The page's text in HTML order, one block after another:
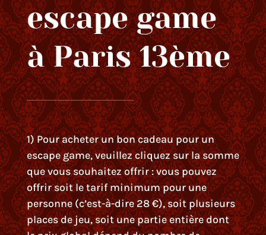
escape game
à Paris 13ème
1) Pour acheter un bon cadeau pour un
escape game, veuillez cliquez sur la somme
que vous souhaitez offrir : vous pouvez
offrir soit le tarif minimum pour une
personne (c’est-à-dire 28 €), soit plusieurs
places de jeu, soit une partie entière dont